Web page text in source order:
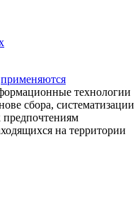
применяются
технологии
сбора, систематизации
предпочтениям
на территории